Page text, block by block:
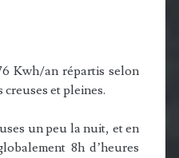
Kwh/an répartis selon
et pleines.
un peu la nuit, et en
8h d’heures